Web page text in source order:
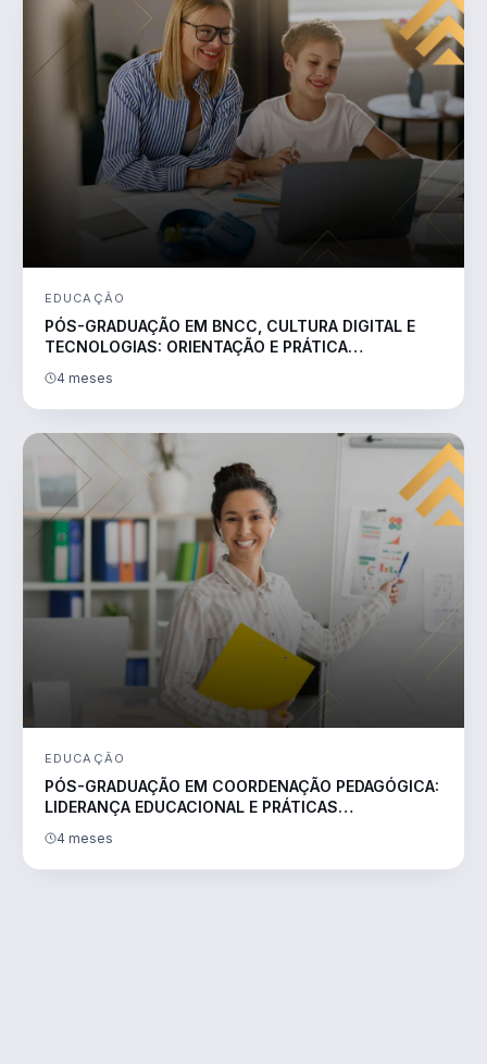
EDUCAÇÃO
PÓS-GRADUAÇÃO EM BNCC, CULTURA DIGITAL E
TECNOLOGIAS: ORIENTAÇÃO E PRÁTICA
4 meses
EDUCAÇÃO
PÓS-GRADUAÇÃO EM COORDENAÇÃO PEDAGÓGICA:
LIDERANÇA EDUCACIONAL E PRÁTICAS
4 meses